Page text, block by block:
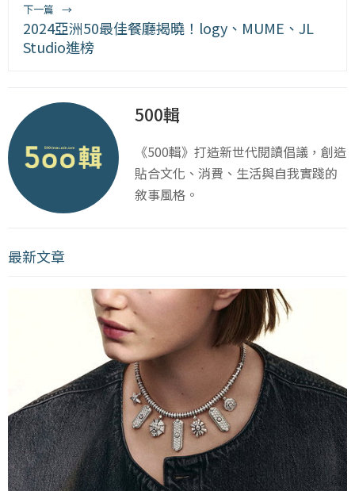
下一篇 →
2024亞洲50最佳餐廳揭曉！logy、MUME、JL
Studio進榜
500輯
《500輯》打造新世代閱讀倡議，創造
貼合文化、消費、生活與自我實踐的
敘事風格。
最新文章